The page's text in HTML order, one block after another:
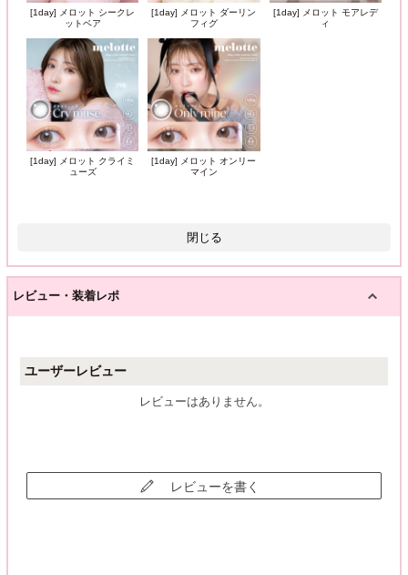
[1day] メロット シークレ
ットベア
[1day] メロット ダーリン
フィグ
[1day] メロット モアレデ
ィ
[1day] メロット クライミ
ューズ
[1day] メロット オンリー
マイン
閉じる
レビュー・装着レポ
ユーザーレビュー
レビューはありません。
レビューを書く